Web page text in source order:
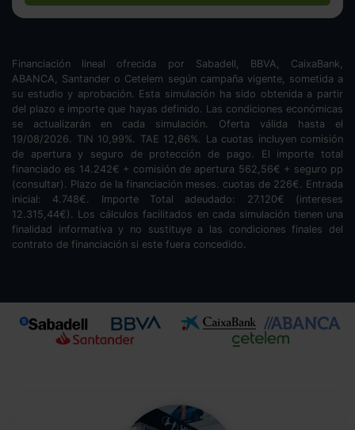
Financiación lineal ofrecida por Sabadell, BBVA, CaixaBank,
ABANCA, Santander o Cetelem según campaña vigente, sometida a
su estudio y aprobación. Esta simulación ha sido obtenida a partir
del plazo e importe que hayas definido. Las condiciones económicas
se actualizarán en cada simulación. Oferta válida hasta el
19/08/2026. TIN 10,99%. TAE 12,66%. La cuotas incluyen comisión
de apertura y seguro de protección de pago. El importe total
financiado es 14.242€ + comisión de apertura 562,56€ + seguro pp
(consultar). Plazo de la financiación meses. cuotas de 226€. Entrada
inicial: 4.748€. Importe Total adeudado: 27.120€ (intereses
12.315,44€). Los cálculos facilitados en cada simulación tienen una
finalidad informativa y no sustituye a las condiciones finales del
contrato de financiación si este fuera concedido.